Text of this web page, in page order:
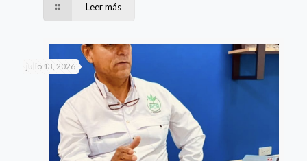
Leer más
julio 13, 2026